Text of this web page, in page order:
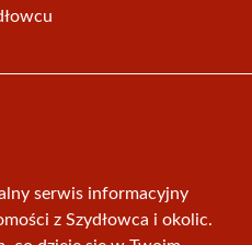
serwis informacyjny
z Szydłowca i okolic.